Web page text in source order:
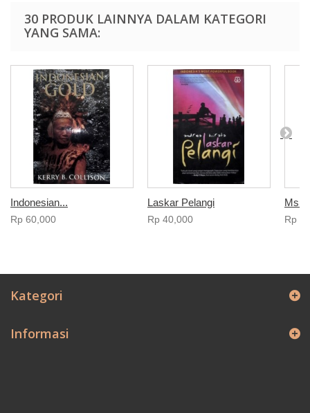
30 PRODUK LAINNYA DALAM KATEGORI
YANG SAMA:
Indonesian...
Rp‎ 60,000
Laskar Pelangi
Rp‎ 40,000
Ms
Rp‎
Kategori
Informasi